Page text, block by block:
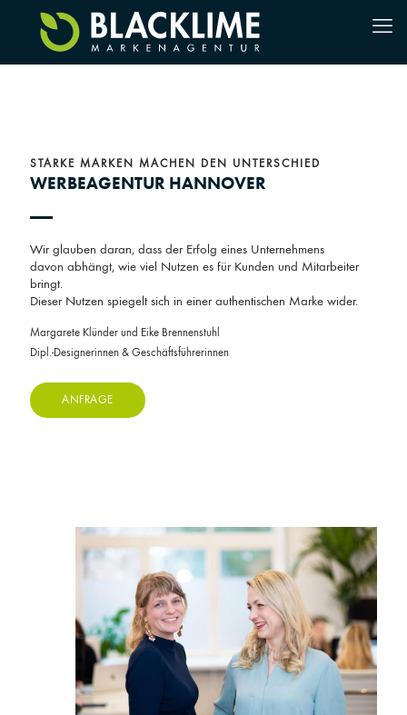
STARKE MARKEN MACHEN DEN UNTERSCHIED
WERBEAGENTUR HANNOVER
Wir glauben daran, dass der Erfolg eines Unternehmens
davon abhängt, wie viel Nutzen es für Kunden und Mitarbeiter
bringt.
Dieser Nutzen spiegelt sich in einer authentischen Marke wider.
Margarete Klünder und Eike Brennenstuhl
Dipl.-Designerinnen & Geschäftsführerinnen
ANFRAGE